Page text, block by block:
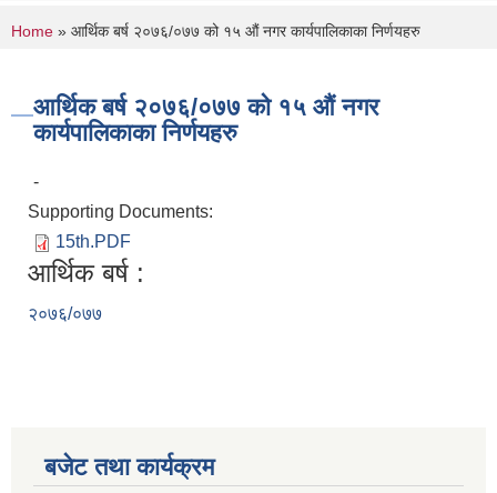
You are here
Home » आर्थिक बर्ष २०७६/०७७ को १५ औं नगर कार्यपालिकाका निर्णयहरु
आर्थिक बर्ष २०७६/०७७ को १५ औं नगर
कार्यपालिकाका निर्णयहरु
-
Supporting Documents:
15th.PDF
आर्थिक बर्ष :
२०७६/०७७
बजेट तथा कार्यक्रम